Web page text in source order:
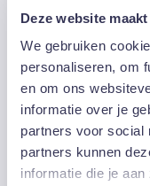
Deze website
We gebruiken
personaliseren, om
en om ons
informatie over je
partners voor social
partners kunnen
informatie die je
Het totaal
de Stelvio for Life
de teller loopt
groeien naar een
Ook volgend jaar
team EW for Life
steentje bij te